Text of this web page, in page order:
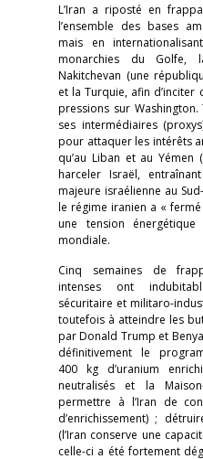
L’Iran a riposté en
l’ensemble des bases
mais en
monarchies du Golfe,
Nakitchevan (une
et la Turquie, afin d’inciter
pressions sur
ses intermédiaires
pour attaquer les intérêts
qu’au Liban et au
harceler Israël,
majeure israélienne au
le régime iranien a «
une tension
mondiale.
Cinq semaines de
intenses ont
sécuritaire et militaro-
toutefois à atteindre les
par Donald Trump et
définitivement le
400 kg d’uranium
neutralisés et la
permettre à l’Iran de
d’enrichissement) ;
(l’Iran conserve une
celle-ci a été fortement